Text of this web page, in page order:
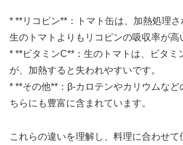
* **リコピン**：トマト缶は、加熱処理さ
生のトマトよりもリコピンの吸収率が高
* **ビタミンC**：生のトマトは、ビタミ
が、加熱すると失われやすいです。
* **その他**：β-カロテンやカリウムな
ちらにも豊富に含まれています。
これらの違いを理解し、料理に合わせて